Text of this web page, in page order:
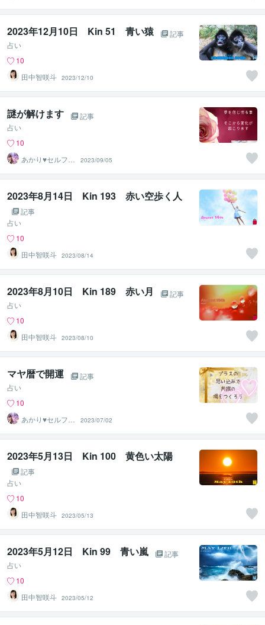
2023年12月10日 Kin 51 青い猿
記事
占い
10
田中智咲斗 2023/12/10
謎が解けます
記事
占い
10
あかり♥セルフラ
ブ 自分を愛す
るサポート
2023/09/05
2023年8月14日 Kin 193 赤い空歩く人
記事
占い
10
田中智咲斗 2023/08/14
2023年8月10日 Kin 189 赤い月
記事
占い
10
田中智咲斗 2023/08/10
マヤ暦で開運
記事
占い
10
あかり♥セルフラ
ブ 自分を愛す
るサポート
2023/07/02
2023年5月13日 Kin 100 黄色い太陽
記事
占い
10
田中智咲斗 2023/05/13
2023年5月12日 Kin 99 青い嵐
記事
占い
10
田中智咲斗 2023/05/12